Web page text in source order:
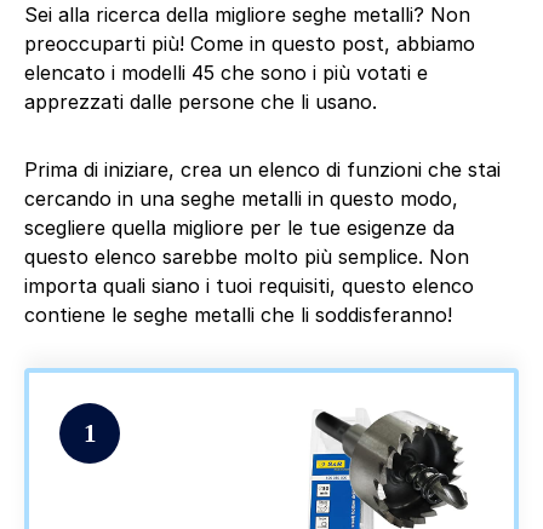
Sei alla ricerca della migliore seghe metalli? Non
preoccuparti più! Come in questo post, abbiamo
elencato i modelli 45 che sono i più votati e
apprezzati dalle persone che li usano.
Prima di iniziare, crea un elenco di funzioni che stai
cercando in una seghe metalli in questo modo,
scegliere quella migliore per le tue esigenze da
questo elenco sarebbe molto più semplice. Non
importa quali siano i tuoi requisiti, questo elenco
contiene le seghe metalli che li soddisferanno!
1